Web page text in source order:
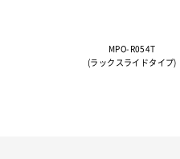
MPO-R054T
(ラックスライドタイプ)